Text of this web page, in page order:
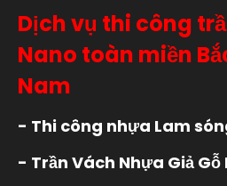
Dịch vụ thi công
Nano toàn miền
Nam
- Thi công nhựa Lam
- Trần Vách Nhựa Giả Gỗ